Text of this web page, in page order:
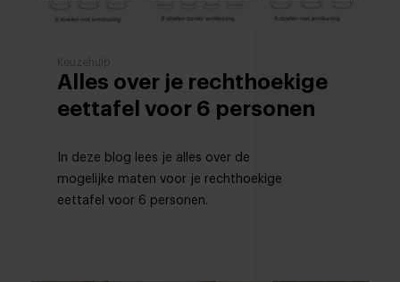
Keuzehulp
Alles over je rechthoekige
eettafel voor 6 personen
In deze blog lees je alles over de
mogelijke maten voor je rechthoekige
eettafel voor 6 personen.